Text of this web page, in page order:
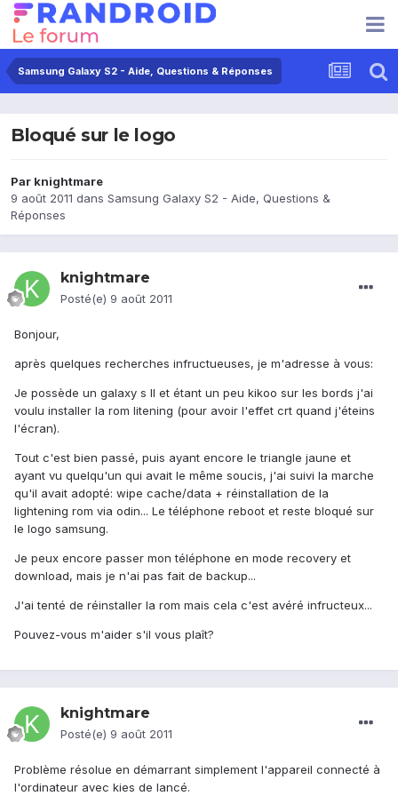
Samsung Galaxy S2 - Aide, Questions & Réponses
Bloqué sur le logo
Par knightmare
9 août 2011 dans Samsung Galaxy S2 - Aide, Questions &
Réponses
knightmare
Posté(e) 9 août 2011
Bonjour,
après quelques recherches infructueuses, je m'adresse à vous:
Je possède un galaxy s II et étant un peu kikoo sur les bords j'ai
voulu installer la rom litening (pour avoir l'effet crt quand j'éteins
l'écran).
Tout c'est bien passé, puis ayant encore le triangle jaune et
ayant vu quelqu'un qui avait le même soucis, j'ai suivi la marche
qu'il avait adopté: wipe cache/data + réinstallation de la
lightening rom via odin... Le téléphone reboot et reste bloqué sur
le logo samsung.
Je peux encore passer mon téléphone en mode recovery et
download, mais je n'ai pas fait de backup...
J'ai tenté de réinstaller la rom mais cela c'est avéré infructeux...
Pouvez-vous m'aider s'il vous plaît?
knightmare
Posté(e) 9 août 2011
Problème résolue en démarrant simplement l'appareil connecté à
l'ordinateur avec kies de lancé.